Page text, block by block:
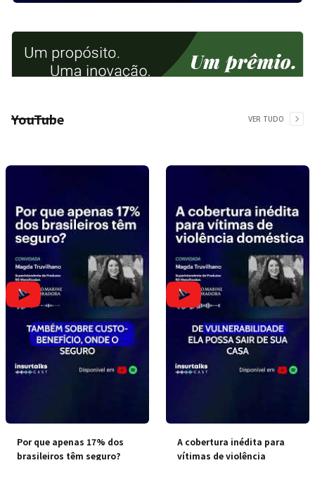
YouTube VER TUDO
Por que apenas 17% dos
brasileiros têm seguro?
A cobertura inédita para
vítimas de violência